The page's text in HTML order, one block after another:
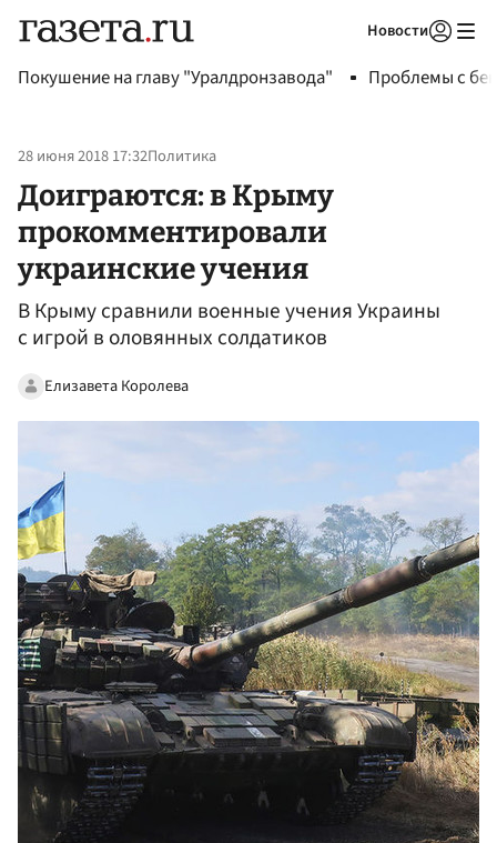
Новости
Покушение на главу "Уралдронзавода" Проблемы с
28 июня 2018 17:32Политика
Доиграются: в Крыму
прокомментировали
украинские учения
В Крыму сравнили военные учения Украины
с игрой в оловянных солдатиков
Елизавета Королева